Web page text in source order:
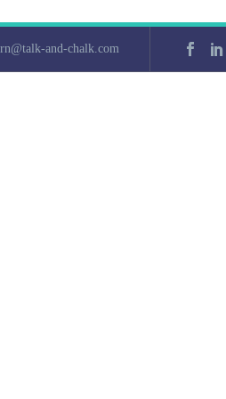
and-chalk.com